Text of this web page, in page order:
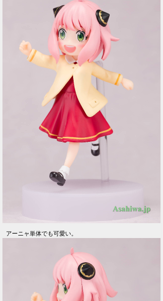
アーニャ単体でも可愛い。